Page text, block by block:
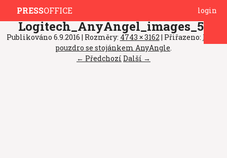
PRESSOFFICE login
Logitech_AnyAngel_images_51
Publikováno 6.9.2016 | Rozměry: 4743 × 3162 | Přiřazeno: Nové
pouzdro se stojánkem AnyAngle.
← Předchozí Další →